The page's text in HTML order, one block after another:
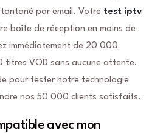
par email. Votre test iptv
boîte de réception en moins de
immédiatement de 20 000
titres VOD sans aucune attente.
pour tester notre technologie
nos 50 000 clients satisfaits.
avec mon